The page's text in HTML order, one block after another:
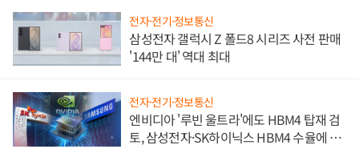
전자·전기·정보통신
삼성전자 갤럭시 Z 폴드8 시리즈 사전 판매
'144만 대' 역대 최대
전자·전기·정보통신
엔비디아 '루빈 울트라'에도 HBM4 탑재 검
토, 삼성전자·SK하이닉스 HBM4 수율에 주